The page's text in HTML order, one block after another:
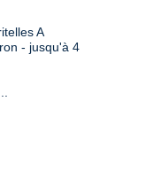
A
- jusqu'à 4